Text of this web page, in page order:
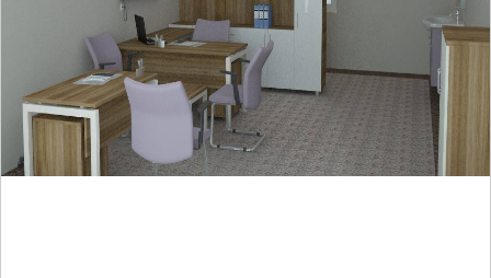
BAHÇELİEVLER DEVLET HASTANESİ